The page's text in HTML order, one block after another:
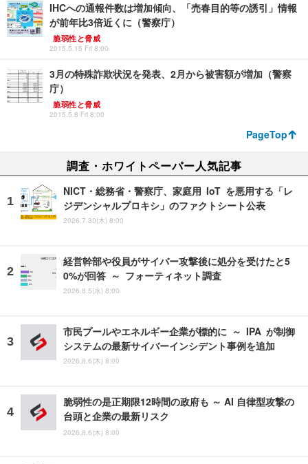
IHCへの通報件数は増加傾向、「売春目的等の誘引」情報
が前年比3倍近くに（警察庁）
脆弱性と脅威
2015.5.15 Fri 8:00
3月の特殊詐欺状況を発表、2月から被害額が増加（警察
庁）
脆弱性と脅威
2015.5.8 Fri 8:00
PageTop
調査・ホワイトペーパー人気記事
NICT・総務省・警察庁、家庭用 IoT を悪用する「レ
ジデンシャルプロキシ」のファクトシート公表
2026.7.30(木) 8:00
経営幹部や役員がサイバー攻撃後に処分を受けたと5
0%が回答 ～ フォーティネット調査
2026.8.5(水) 8:00
市民プールやエネルギー企業が標的に ～ IPA が制御
システムの最新サイバーインシデント事例を追加
2026.8.6(木) 8:00
脆弱性の是正期限12時間の政府も ～ AI 自律型攻撃の
台頭と企業の最新リスク
2026.8.6(木) 8:00